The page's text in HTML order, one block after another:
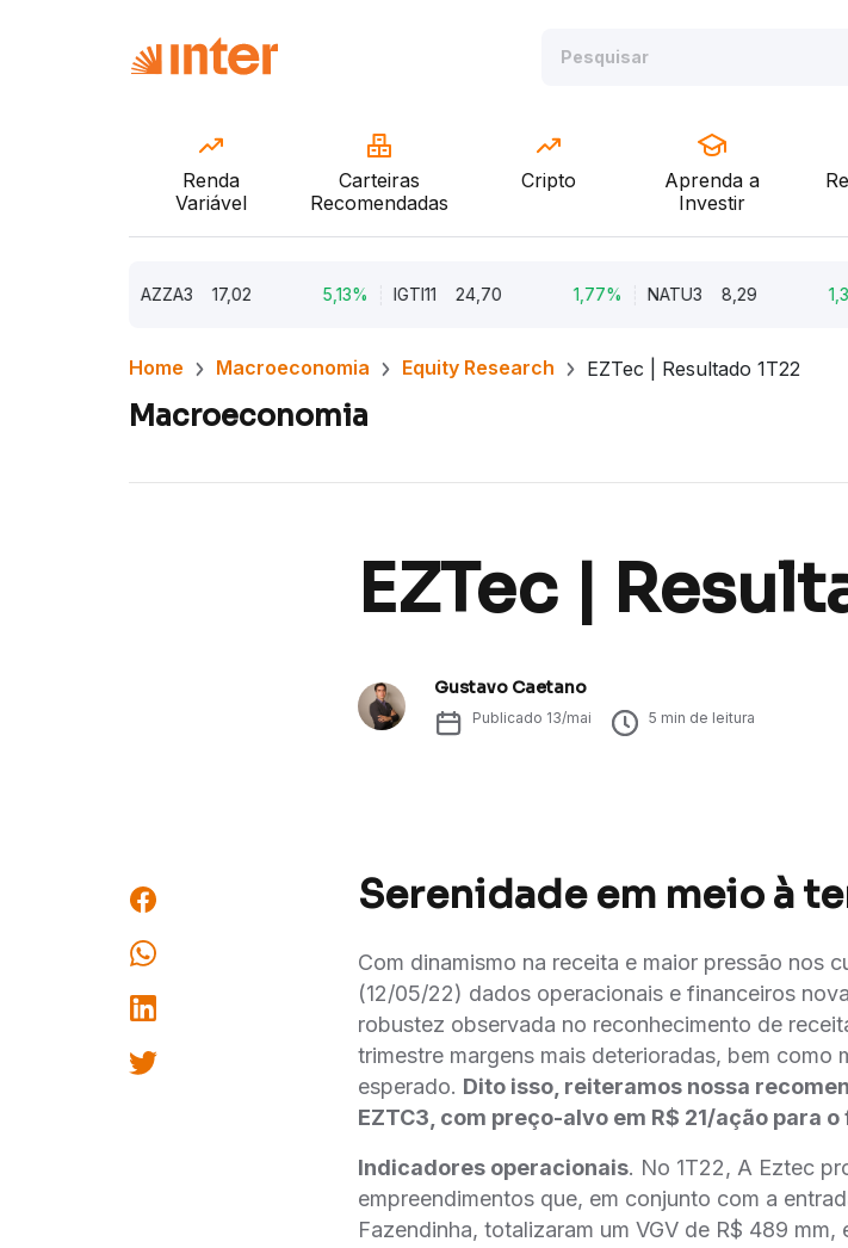
Renda
Variável
Carteiras
Recomendadas
Cripto
Aprenda a
Investir
AZZA3 17,02 5,13% IGTI11 24,70 1,77% NATU3 8,29 1,34%
Home Macroeconomia Equity Research EZTec | Resultado 1T22
Macroeconomia
EZTec |
Gustavo Caetano
Publicado 13/mai 5 min de leitura
Serenidade em meio à
Com dinamismo na receita e maior pressão nos
(12/05/22) dados operacionais e financeiros
robustez observada no reconhecimento de
trimestre margens mais deterioradas, bem como
esperado. Dito isso, reiteramos nossa
EZTC3, com preço-alvo em R$ 21/ação para
Indicadores operacionais. No 1T22, A Eztec
empreendimentos que, em conjunto com a
Fazendinha, totalizaram um VGV de R$ 489